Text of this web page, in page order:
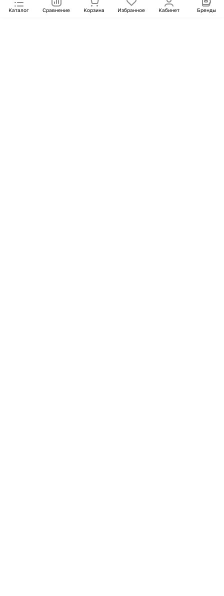
Каталог Сравнение Корзина Избранное Кабинет Бренды